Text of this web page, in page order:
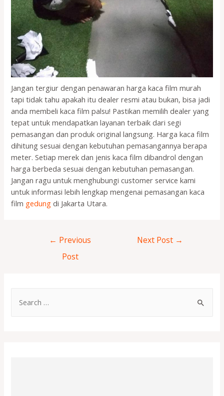
Jangan tergiur dengan penawaran harga kaca film murah
tapi tidak tahu apakah itu dealer resmi atau bukan, bisa jadi
anda membeli kaca film palsu! Pastikan memilih dealer yang
tepat untuk mendapatkan layanan terbaik dari segi
pemasangan dan produk original langsung. Harga kaca film
dihitung sesuai dengan kebutuhan pemasangannya berapa
meter. Setiap merek dan jenis kaca film dibandrol dengan
harga berbeda sesuai dengan kebutuhan pemasangan.
Jangan ragu untuk menghubungi customer service kami
untuk informasi lebih lengkap mengenai pemasangan kaca
film gedung di Jakarta Utara.
← Previous
Post
Next Post →